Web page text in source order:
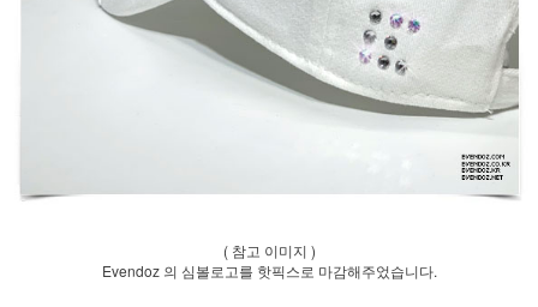
( 참고 이미지 )
Evendoz 의 심볼로고를 핫픽스로 마감해주었습니다.